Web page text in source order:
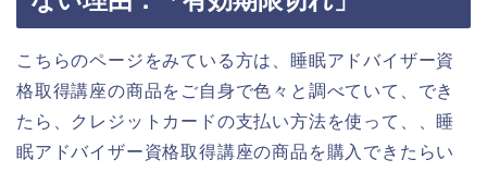
こちらのページをみている方は、睡眠アドバイザー資
格取得講座の商品をご自身で色々と調べていて、でき
たら、クレジットカードの支払い方法を使って、、睡
眠アドバイザー資格取得講座の商品を購入できたらい